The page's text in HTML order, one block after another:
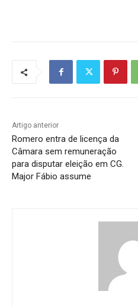
Artigo anterior
Romero entra de licença da
Câmara sem remuneração
para disputar eleição em CG.
Major Fábio assume